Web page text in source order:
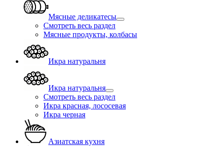
Мясные деликатесы
Смотреть весь раздел
Мясные продукты, колбасы
Икра натуральня
Икра натуральня
Смотреть весь раздел
Икра красная, лососевая
Икра черная
Азиатская кухня